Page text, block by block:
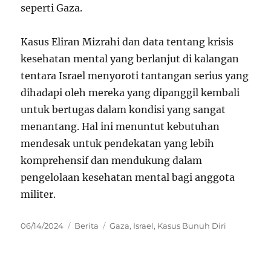
seperti Gaza.
Kasus Eliran Mizrahi dan data tentang krisis
kesehatan mental yang berlanjut di kalangan
tentara Israel menyoroti tantangan serius yang
dihadapi oleh mereka yang dipanggil kembali
untuk bertugas dalam kondisi yang sangat
menantang. Hal ini menuntut kebutuhan
mendesak untuk pendekatan yang lebih
komprehensif dan mendukung dalam
pengelolaan kesehatan mental bagi anggota
militer.
Posted
06/14/2024 Categories
Berita Tags
Gaza, Israel, Kasus Bunuh Diri